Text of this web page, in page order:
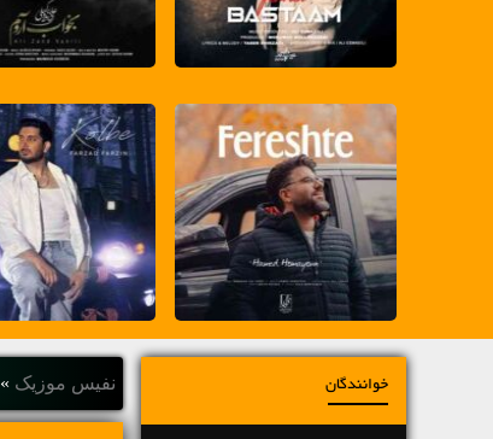
خوانندگان نفیس موزیک »